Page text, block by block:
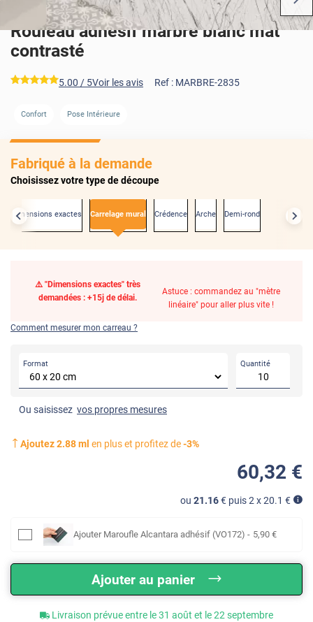
Rouleau adhésif marbre blanc mat
contrasté
*****
5.00 / 5Voir les avis Ref : MARBRE-2835
Confort Pose Intérieure
Fabriqué à la demande
Choisissez votre type de découpe
dimensions exactes Carrelage mural Crédence Arche Demi-rond
⚠️ "Dimensions exactes" très
demandées : +15j de délai.
Astuce : commandez au "mètre
linéaire" pour aller plus vite !
Comment mesurer mon carreau ?
Format Quantité
Ou saisissez vos propres mesures
Ajoutez2.88ml en plus et profitez de-3%
60,32 €
ou 21.16€ puis 2 x20.1 €
Ajouter Maroufle Alcantara adhésif (VO172) - 5,90 €
Ajouter au panier
Livraison prévue entre le 31 août et le 22 septembre